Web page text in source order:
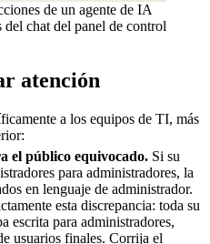
de un agente de IA
del chat del panel de control
atención
a los equipos de TI, más
el público equivocado. Si su
para administradores, la
en lenguaje de administrador.
esta discrepancia: toda su
escrita para administradores,
usuarios finales. Corrija el